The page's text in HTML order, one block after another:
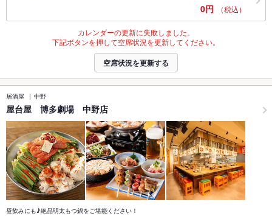
0円 （税込）
カレンダーの更新に失敗しました。
下記ボタンを押して空席状況を更新してください。
空席状況を更新する
居酒屋 中野
屋台屋 博多劇場 中野店
昼飲みにも♪絶品明太もつ鍋をご堪能ください！